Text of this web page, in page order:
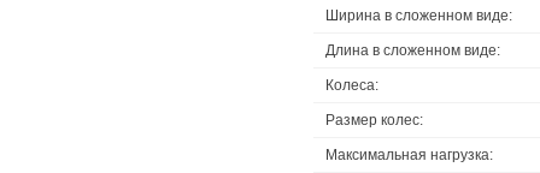
Ширина в сложенном виде:
Длина в сложенном виде:
Колеса:
Размер колес:
Максимальная нагрузка: